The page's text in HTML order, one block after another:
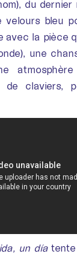
du
velours bleu
avec la pièce
une
de claviers,
un díatente